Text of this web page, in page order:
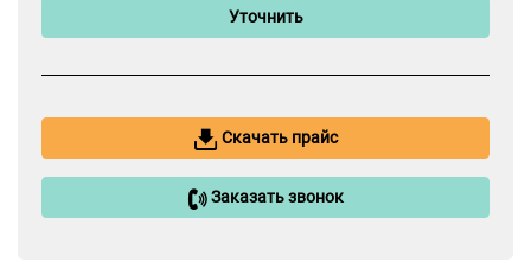
Уточнить
Скачать прайс
Заказать звонок